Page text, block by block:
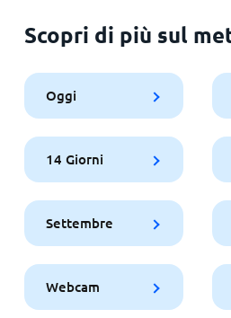
Scopri di più sul
Oggi
14 Giorni
Settembre
Webcam